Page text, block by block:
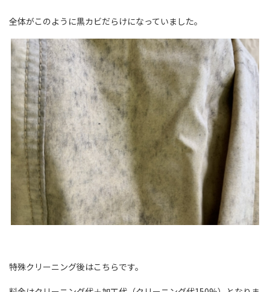
全体がこのように黒カビだらけになっていました。
特殊クリーニング後はこちらです。